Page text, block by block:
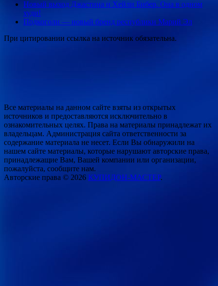
Новый выход Джастина и Хейли Бибер. Она в одном
худи!
Подкоголи — новый бренд республики Марий Эл
При цитировании ссылка на источник обязательна.
Все материалы на данном сайте взяты из открытых
источников и предоставляются исключительно в
ознакомительных целях. Права на материалы принадлежат их
владельцам. Администрация сайта ответственности за
содержание материала не несет. Если Вы обнаружили на
нашем сайте материалы, которые нарушают авторские права,
принадлежащие Вам, Вашей компании или организации,
пожалуйста, сообщите нам.
Авторские права © 2026 КУПИДОН-МАСТЕР.